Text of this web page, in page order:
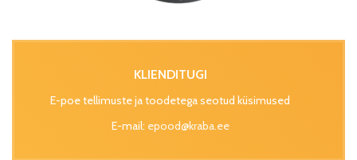
KLIENDITUGI
E-poe tellimuste ja toodetega seotud küsimused
E-mail: epood@kraba.ee